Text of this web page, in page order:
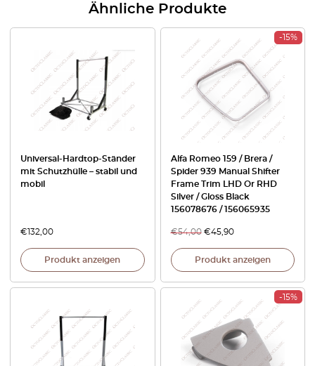
Ähnliche Produkte
Universal-Hardtop-Ständer
mit Schutzhülle – stabil und
mobil
€132,00
Produkt anzeigen
-15%
Alfa Romeo 159 / Brera /
Spider 939 Manual Shifter
Frame Trim LHD Or RHD
Silver / Gloss Black
156078676 / 156065935
€54,00 €45,90
Produkt anzeigen
-15%